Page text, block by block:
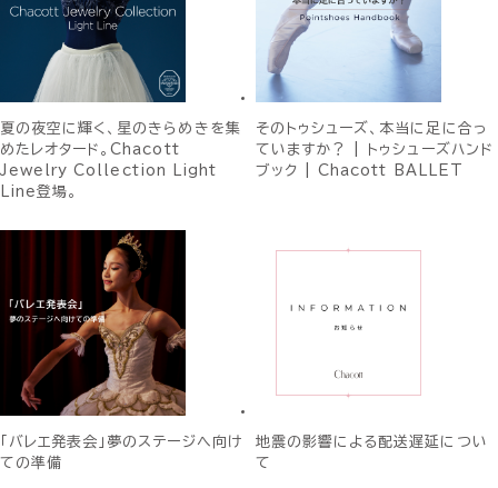
夏の夜空に輝く、星のきらめきを集
めたレオタード。Chacott
Jewelry Collection Light
Line登場。
そのトゥシューズ、本当に足に合っ
ていますか？ | トゥシューズハンド
ブック | Chacott BALLET
「バレエ発表会」夢のステージへ向け
ての準備
地震の影響による配送遅延につい
て